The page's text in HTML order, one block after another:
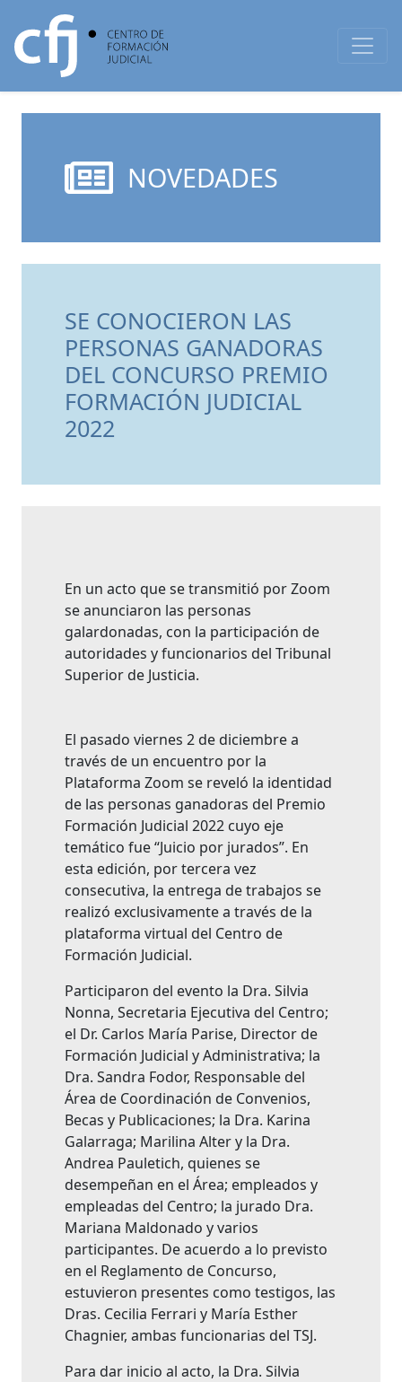
NOVEDADES
SE CONOCIERON LAS
PERSONAS GANADORAS
DEL CONCURSO PREMIO
FORMACIÓN JUDICIAL
2022
En un acto que se transmitió por Zoom
se anunciaron las personas
galardonadas, con la participación de
autoridades y funcionarios del Tribunal
Superior de Justicia.
El pasado viernes 2 de diciembre a
través de un encuentro por la
Plataforma Zoom se reveló la identidad
de las personas ganadoras del Premio
Formación Judicial 2022 cuyo eje
temático fue “Juicio por jurados”. En
esta edición, por tercera vez
consecutiva, la entrega de trabajos se
realizó exclusivamente a través de la
plataforma virtual del Centro de
Formación Judicial.
Participaron del evento la Dra. Silvia
Nonna, Secretaria Ejecutiva del Centro;
el Dr. Carlos María Parise, Director de
Formación Judicial y Administrativa; la
Dra. Sandra Fodor, Responsable del
Área de Coordinación de Convenios,
Becas y Publicaciones; la Dra. Karina
Galarraga; Marilina Alter y la Dra.
Andrea Pauletich, quienes se
desempeñan en el Área; empleados y
empleadas del Centro; la jurado Dra.
Mariana Maldonado y varios
participantes. De acuerdo a lo previsto
en el Reglamento de Concurso,
estuvieron presentes como testigos, las
Dras. Cecilia Ferrari y María Esther
Chagnier, ambas funcionarias del TSJ.
Para dar inicio al acto, la Dra. Silvia